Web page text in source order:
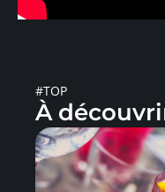
#TOP
À